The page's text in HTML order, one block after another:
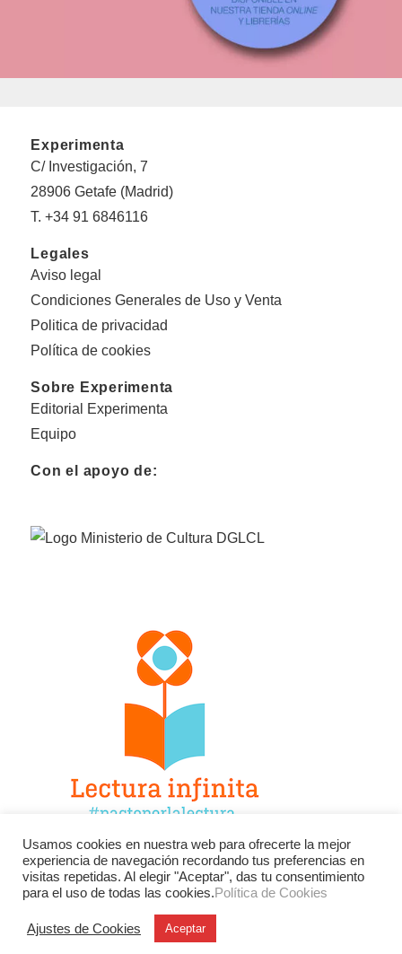
Experimenta
C/ Investigación, 7
28906 Getafe (Madrid)
T. +34 91 6846116
Legales
Aviso legal
Condiciones Generales de Uso y Venta
Politica de privacidad
Política de cookies
Sobre Experimenta
Editorial Experimenta
Equipo
Con el apoyo de:
Facebook Twitter
Instagram
YouTube
LinkedIn Contacto
Usamos cookies en nuestra web para ofrecerte la mejor
experiencia de navegación recordando tus preferencias en
visitas repetidas. Al elegir "Aceptar", das tu consentimiento
para el uso de todas las cookies.Política de Cookies
Ajustes de Cookies Aceptar